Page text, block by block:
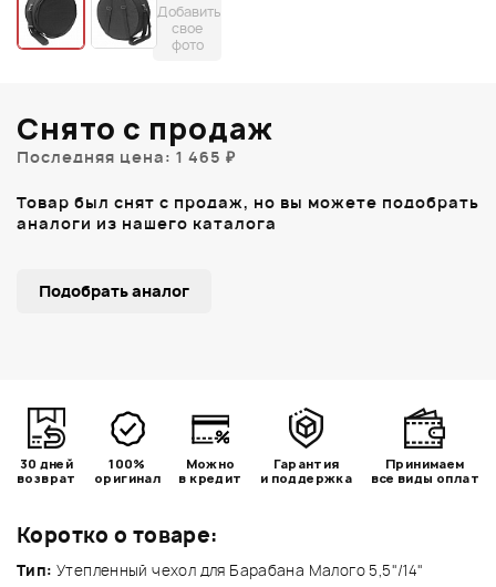
Добавить
свое
фото
Коротко о товаре:
Тип: Утепленный чехол для Барабана Малого 5,5"/14"
Снято с продаж
Последняя цена: 1 465 ₽
Товар был снят с продаж, но вы можете подобрать
аналоги из нашего каталога
Подобрать аналог
30 дней
возврат
100%
оригинал
Можно
в кредит
Гарантия
и поддержка
Принимаем
все виды оплат